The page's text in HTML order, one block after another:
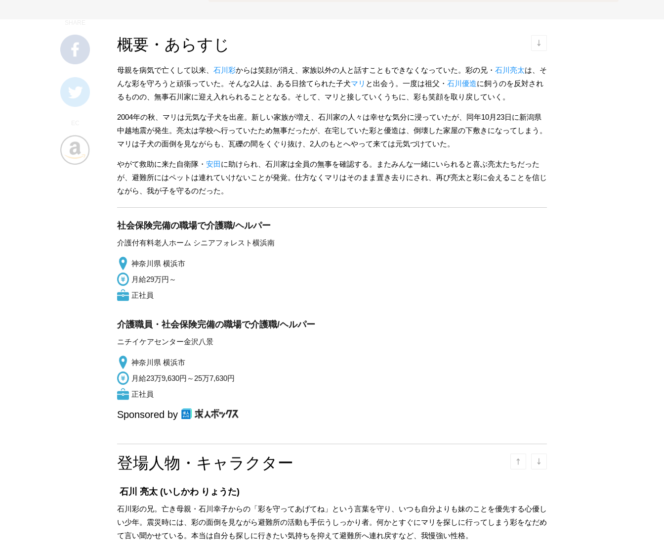
概要・あらすじ
母親を病気で亡くして以来、 石川彩からは笑顔が消え、家族以外の人と話すこともできなくなっていた。彩の兄・ 石川亮太は、そ
んな彩を守ろうと頑張っていた。そんな2人は、ある日捨てられた子犬マリ と出会う。一度は祖父・ 石川優造に飼うのを反対され
るものの、無事石川家に迎え入れられることとなる。そして、マリと接していくうちに、彩も笑顔を取り戻していく。
2004年の秋、マリは元気な子犬を出産。新しい家族が増え、石川家の人々は幸せな気分に浸っていたが、同年10月23日に新潟県
中越地震が発生。亮太は学校へ行っていたため無事だったが、在宅していた彩と優造は、倒壊した家屋の下敷きになってしまう。
マリは子犬の面倒を見ながらも、瓦礫の間をくぐり抜け、2人のもとへやって来ては元気づけていた。
やがて救助に来た自衛隊・ 安田に助けられ、石川家は全員の無事を確認する。またみんな一緒にいられると喜ぶ亮太たちだった
が、避難所にはペットは連れていけないことが発覚。仕方なくマリはそのまま置き去りにされ、再び亮太と彩に会えることを信じ
ながら、我が子を守るのだった。
社会保険完備の職場で介護職/ヘルパー
介護付有料老人ホーム シニアフォレスト横浜南
神奈川県 横浜市
月給29万円～
正社員
介護職員・社会保険完備の職場で介護職/ヘルパー
ニチイケアセンター金沢八景
神奈川県 横浜市
月給23万9,630円～25万7,630円
正社員
Sponsored by
登場人物・キャラクター
石川 亮太 (いしかわ りょうた)
石川彩の兄。亡き母親・石川幸子からの「彩を守ってあげてね」という言葉を守り、いつも自分よりも妹のことを優先する心優し
い少年。震災時には、彩の面倒を見ながら避難所の活動も手伝うしっかり者。何かとすぐにマリを探しに行ってしまう彩をなだめ
て言い聞かせている。本当は自分も探しに行きたい気持ちを抑えて避難所へ連れ戻すなど、我慢強い性格。